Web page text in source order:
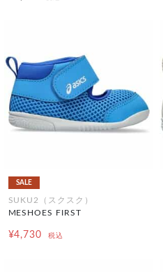
SALE
SUKU2（スクスク）
MESHOES FIRST
¥4,730 税込